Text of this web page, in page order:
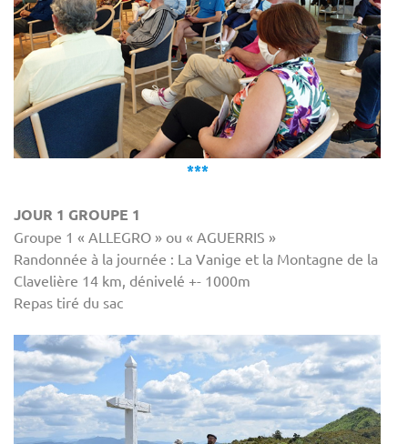
***
JOUR 1 GROUPE 1
Groupe 1 « ALLEGRO » ou « AGUERRIS »
Randonnée à la journée : La Vanige et la Montagne de la
Clavelière 14 km, dénivelé +- 1000m
Repas tiré du sac